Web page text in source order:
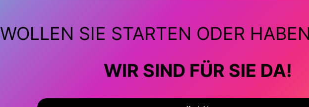
WOLLEN SIE STARTEN ODER
WIR SIND FÜR SIE DA!